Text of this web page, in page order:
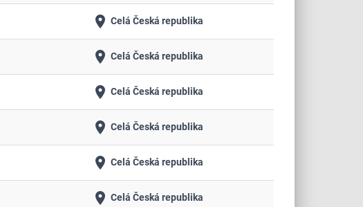
place Celá Česká republika
place Celá Česká republika
place Celá Česká republika
place Celá Česká republika
place Celá Česká republika
place Celá Česká republika